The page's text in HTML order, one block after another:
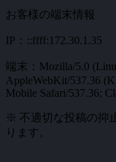
お客様の端末情報
IP：::ffff:172.30.1.35
端末：Mozilla/5.0
AppleWebKit/537.36
Mobile Safari/537.36;
※ 不適切な投稿の抑
ります。